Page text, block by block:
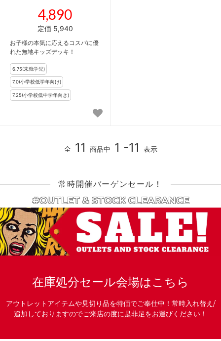
4,890
定価 5,940
お子様の本気に応えるコスパに優
れた無地キッズデッキ！
全 11 商品中 1 -11 表示
常時開催バーゲンセール！
#OUTLET & STOCK CLEARANCE
在庫処分セール会場はこちら
アウトレットアイテムや見切り品を特価でご奉仕中！常時入れ替え/
追加しておりますのでご来店の度に是非足をお運びください！